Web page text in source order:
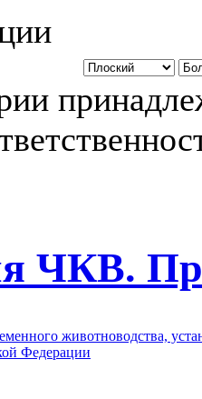
ЧКВ.
животноводства,
Федерации